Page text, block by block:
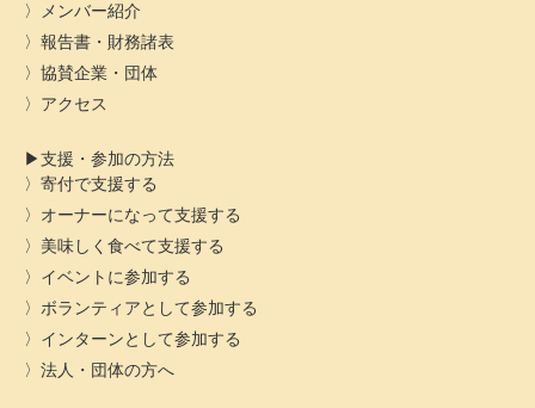
メンバー紹介
報告書・財務諸表
協賛企業・団体
アクセス
支援・参加の方法
寄付で支援する
オーナーになって支援する
美味しく食べて支援する
イベントに参加する
ボランティアとして参加する
インターンとして参加する
法人・団体の方へ